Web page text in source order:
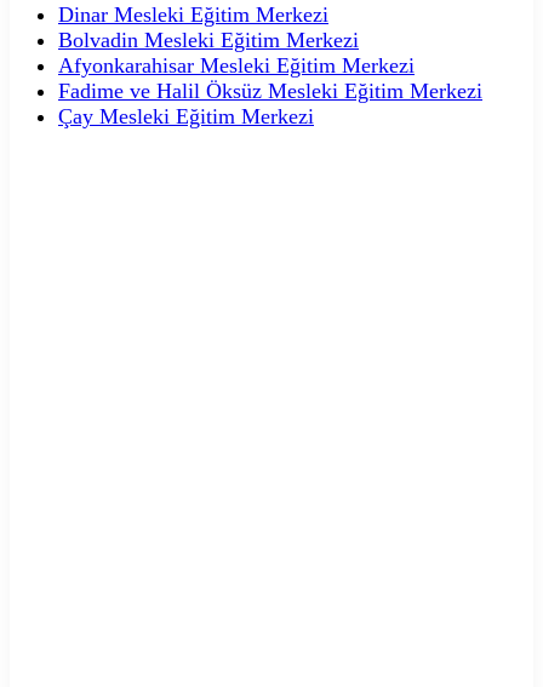
Dinar Mesleki Eğitim Merkezi
Bolvadin Mesleki Eğitim Merkezi
Afyonkarahisar Mesleki Eğitim Merkezi
Fadime ve Halil Öksüz Mesleki Eğitim Merkezi
Çay Mesleki Eğitim Merkezi